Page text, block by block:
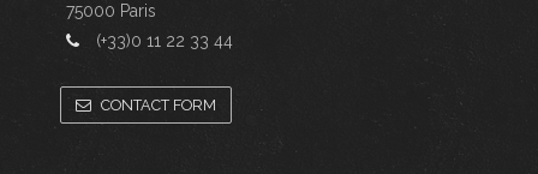
75000 Paris
(+33)0 11 22 33 44
CONTACT FORM